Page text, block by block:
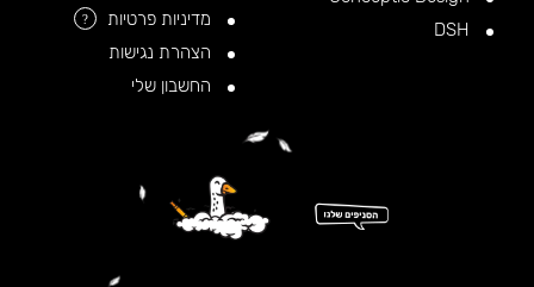
מדיניות פרטיות
?
הצהרת נגישות
החשבון שלי